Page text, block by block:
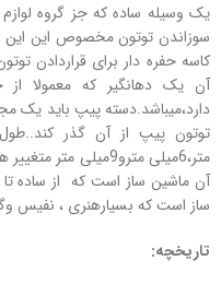
یک وسیله ساده که جز گروه
سوزاندن توتون مخصوص این این
کاسه حفره دار برای قراردادن
آن یک دهانگیر که معمولا
دارد،میباشد.دسته پیپ باید یک
متر،6میلی
آن ماشین ساز است که از ساده
ساز است که بسیارهنری ، نفیس
تاریخچه: